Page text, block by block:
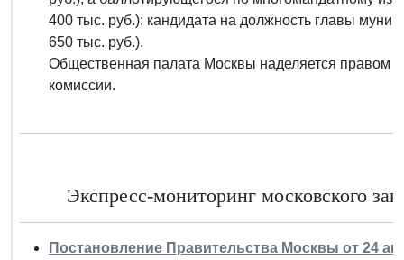
400 тыс. руб.); кандидата на должность главы
650 тыс. руб.).
Общественная палата Москвы наделяется правом
комиссии.
Экспресс-мониторинг московского
Постановление Правительства Москвы от 24